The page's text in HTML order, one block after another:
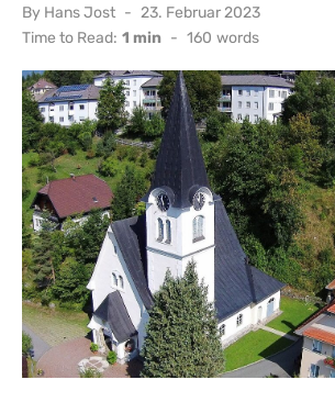
By Hans Jost
Posted
on
23. Februar 2023
Time to Read: 1 min - 160 words